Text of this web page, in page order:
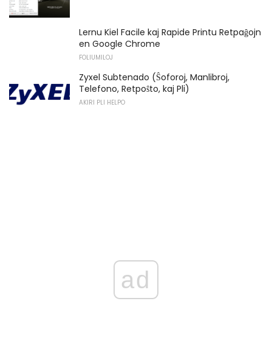
Lernu Kiel Facile kaj Rapide Printu Retpaĝojn
en Google Chrome
FOLIUMILOJ
Zyxel Subtenado (Ŝoforoj, Manlibroj,
Telefono, Retpoŝto, kaj Pli)
AKIRI PLI HELPO
ad